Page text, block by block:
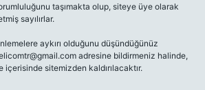
taşımakta olup, siteye üye olarak
sayılırlar.
aykırı olduğunu düşündüğünüz
adresine bildirmeniz halinde,
sitemizden kaldırılacaktır.